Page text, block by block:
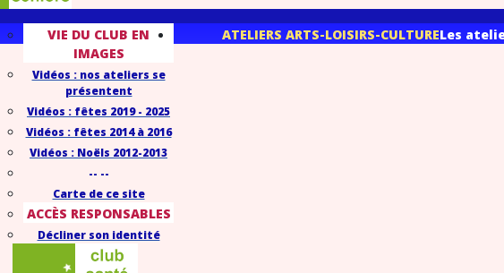
VIE DU CLUB EN
IMAGES
Vidéos : nos ateliers se
présentent
Vidéos : fêtes 2019 - 2025
Vidéos : fêtes 2014 à 2016
Vidéos : Noëls 2012-2013
-- --
Carte de ce site
ACCÈS RESPONSABLES
Décliner son identité
ATELIERS ARTS-LOISIRS-CULTURELes